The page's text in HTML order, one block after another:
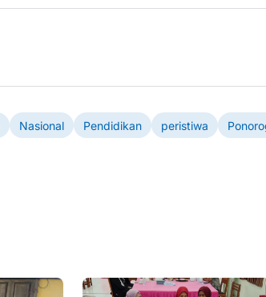
Nasional Pendidikan peristiwa